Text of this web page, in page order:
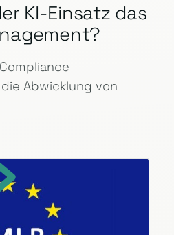
KI-Einsatz das
Abwicklung von